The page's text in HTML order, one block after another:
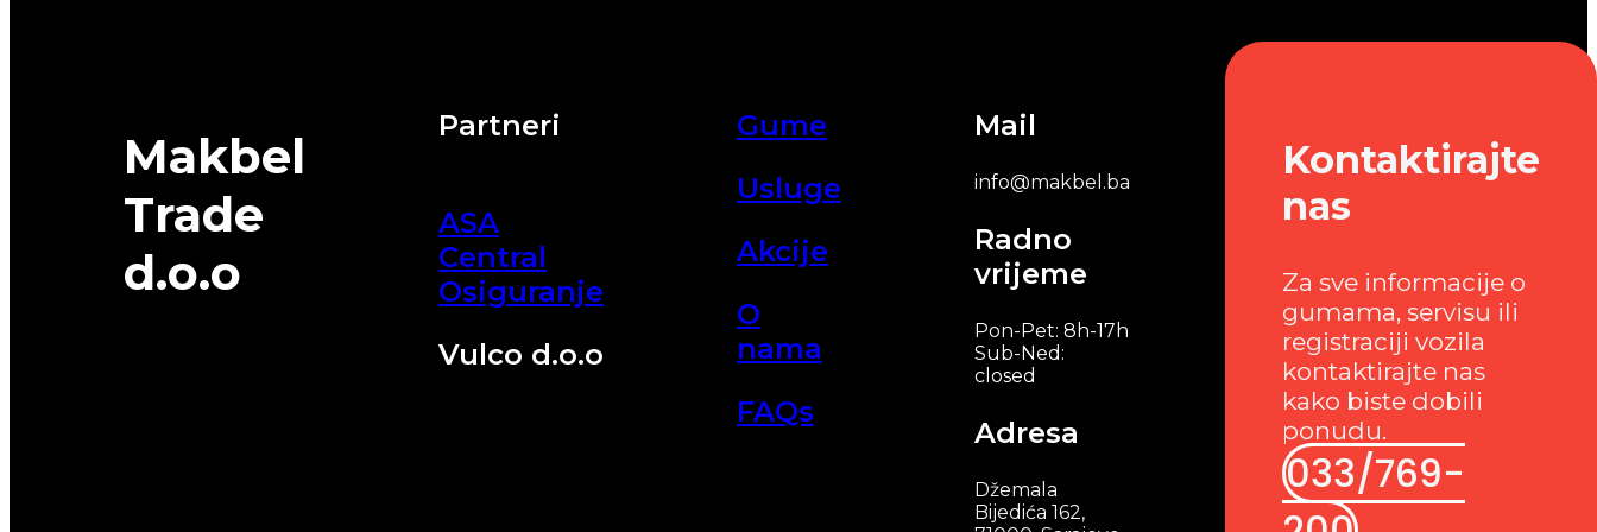
Makbel
Trade
d.o.o
Partneri
ASA
Central
Osiguranje
Vulco d.o.o
Gume
Usluge
Akcije
O
nama
FAQs
Mail
info@makbel.ba
Radno
vrijeme
Pon-Pet: 8h-17h
Sub-Ned:
closed
Adresa
Džemala
Bijedića 162,
Kontaktirajte
nas
Za sve informacije o
gumama, servisu ili
registraciji vozila
kontaktirajte nas
kako biste dobili
ponudu.
033/769-